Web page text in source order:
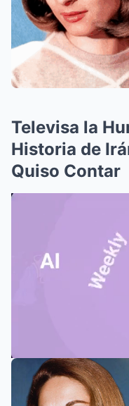
Televisa la
Historia de
Quiso Contar